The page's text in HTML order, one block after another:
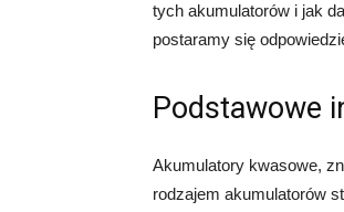
tych akumulatorów i jak
postaramy się
Podstawowe
Akumulatory kwasowe,
rodzajem akumulatorów